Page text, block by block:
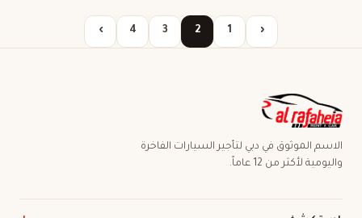
‹
1
2
3
4
›
الاسم الموثوق في دبي لتأجير السيارات الفاخرة
واليومية لأكثر من 12 عاماً.